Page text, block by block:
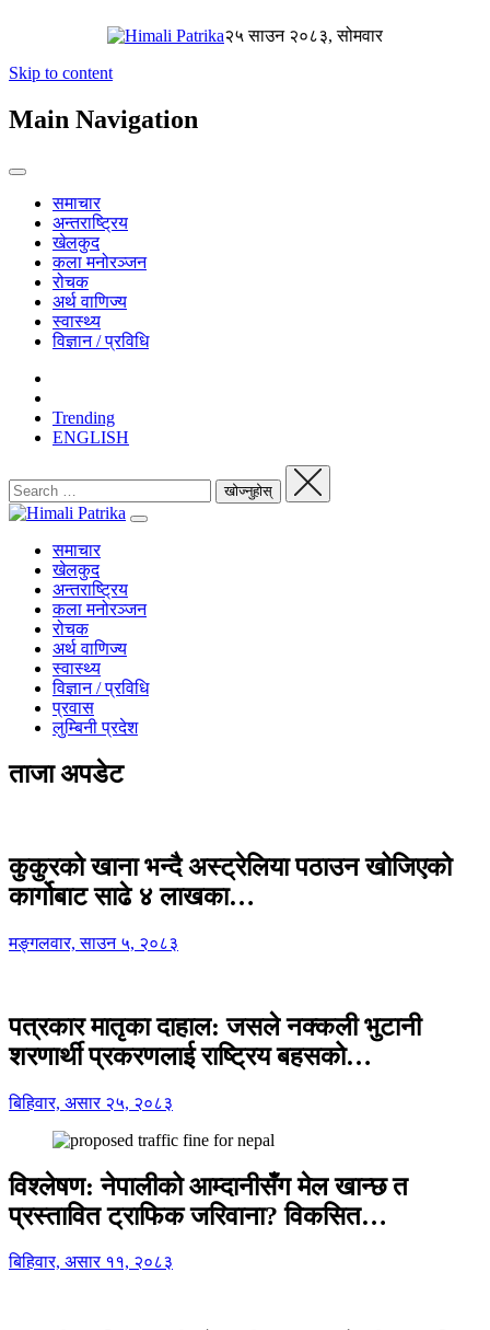
२५ साउन २०८३, सोमवार
Skip to content
Main Navigation
समाचार
अन्तराष्ट्रिय
खेलकुद
कला मनोरञ्जन
रोचक
अर्थ वाणिज्य
स्वास्थ्य
विज्ञान / प्रविधि
Trending
ENGLISH
समाचार
खेलकुद
अन्तराष्ट्रिय
कला मनोरञ्जन
रोचक
अर्थ वाणिज्य
स्वास्थ्य
विज्ञान / प्रविधि
प्रवास
लुम्बिनी प्रदेश
ताजा अपडेट
कुकुरको खाना भन्दै अस्ट्रेलिया पठाउन खोजिएको
कार्गोबाट साढे ४ लाखका…
मङ्गलवार, साउन ५, २०८३
पत्रकार मातृका दाहाल: जसले नक्कली भुटानी
शरणार्थी प्रकरणलाई राष्ट्रिय बहसको…
बिहिवार, असार २५, २०८३
विश्लेषण: नेपालीको आम्दानीसँग मेल खान्छ त
प्रस्तावित ट्राफिक जरिवाना? विकसित…
बिहिवार, असार ११, २०८३